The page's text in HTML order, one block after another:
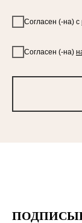
Согласен (-на) с
Согласен (-на)